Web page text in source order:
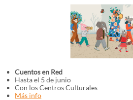
Cuentos en Red
Hasta el 5 de junio
Con los Centros Culturales
Más info